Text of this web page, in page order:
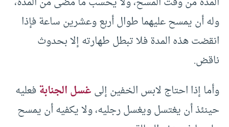
وله أن يمسح عليهما طوال أربع وعشرين ساعة فإذا
انقضت هذه المدة فلا تبطل طهارته إلا بحدوث
ناقض.
وأما إذا احتاج لابس الخفين إلىغسل الجنابةفعليه
حينئذ أن يغتسل ويغسل رجليه، ولا يكفيه أن يمسح